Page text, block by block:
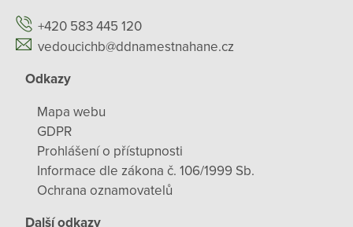
+420 583 445 120
vedoucichb@ddnamestnahane.cz
Odkazy
Mapa webu
GDPR
Prohlášení o přístupnosti
Informace dle zákona č. 106/1999 Sb.
Ochrana oznamovatelů
Další odkazy